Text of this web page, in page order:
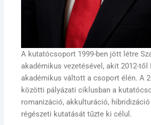
A kutatócsoport 1999-ben jött létre
akadémikus vezetésével, akit 2012-től
akadémikus váltott a csoport élén. A
közötti pályázati ciklusban a
romanizáció, akkulturáció,
régészeti kutatását tűzte ki célul.